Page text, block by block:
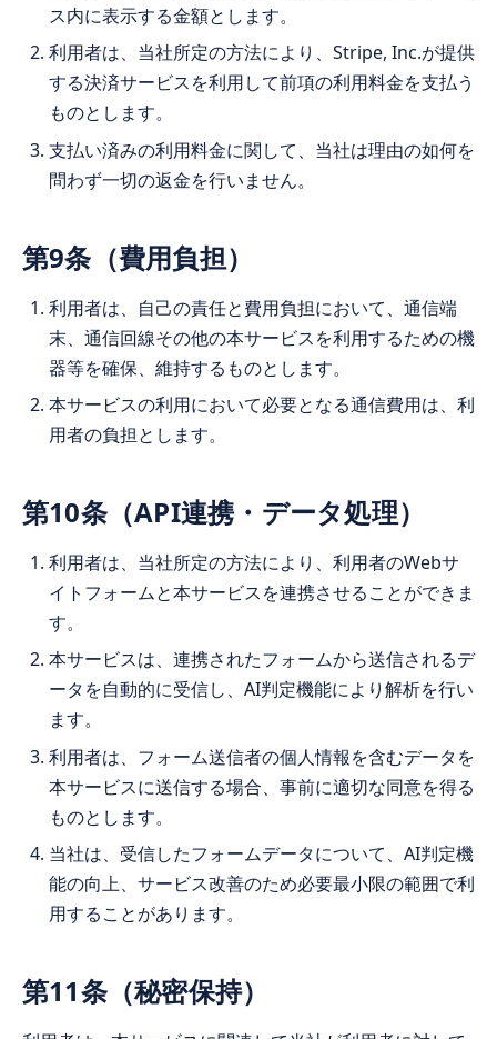
ス内に表示する金額とします。
利用者は、当社所定の方法により、Stripe, Inc.が提供
する決済サービスを利用して前項の利用料金を支払う
ものとします。
支払い済みの利用料金に関して、当社は理由の如何を
問わず一切の返金を行いません。
第9条（費用負担）
利用者は、自己の責任と費用負担において、通信端
末、通信回線その他の本サービスを利用するための機
器等を確保、維持するものとします。
本サービスの利用において必要となる通信費用は、利
用者の負担とします。
第10条（API連携・データ処理）
利用者は、当社所定の方法により、利用者のWebサ
イトフォームと本サービスを連携させることができま
す。
本サービスは、連携されたフォームから送信されるデ
ータを自動的に受信し、AI判定機能により解析を行い
ます。
利用者は、フォーム送信者の個人情報を含むデータを
本サービスに送信する場合、事前に適切な同意を得る
ものとします。
当社は、受信したフォームデータについて、AI判定機
能の向上、サービス改善のため必要最小限の範囲で利
用することがあります。
第11条（秘密保持）